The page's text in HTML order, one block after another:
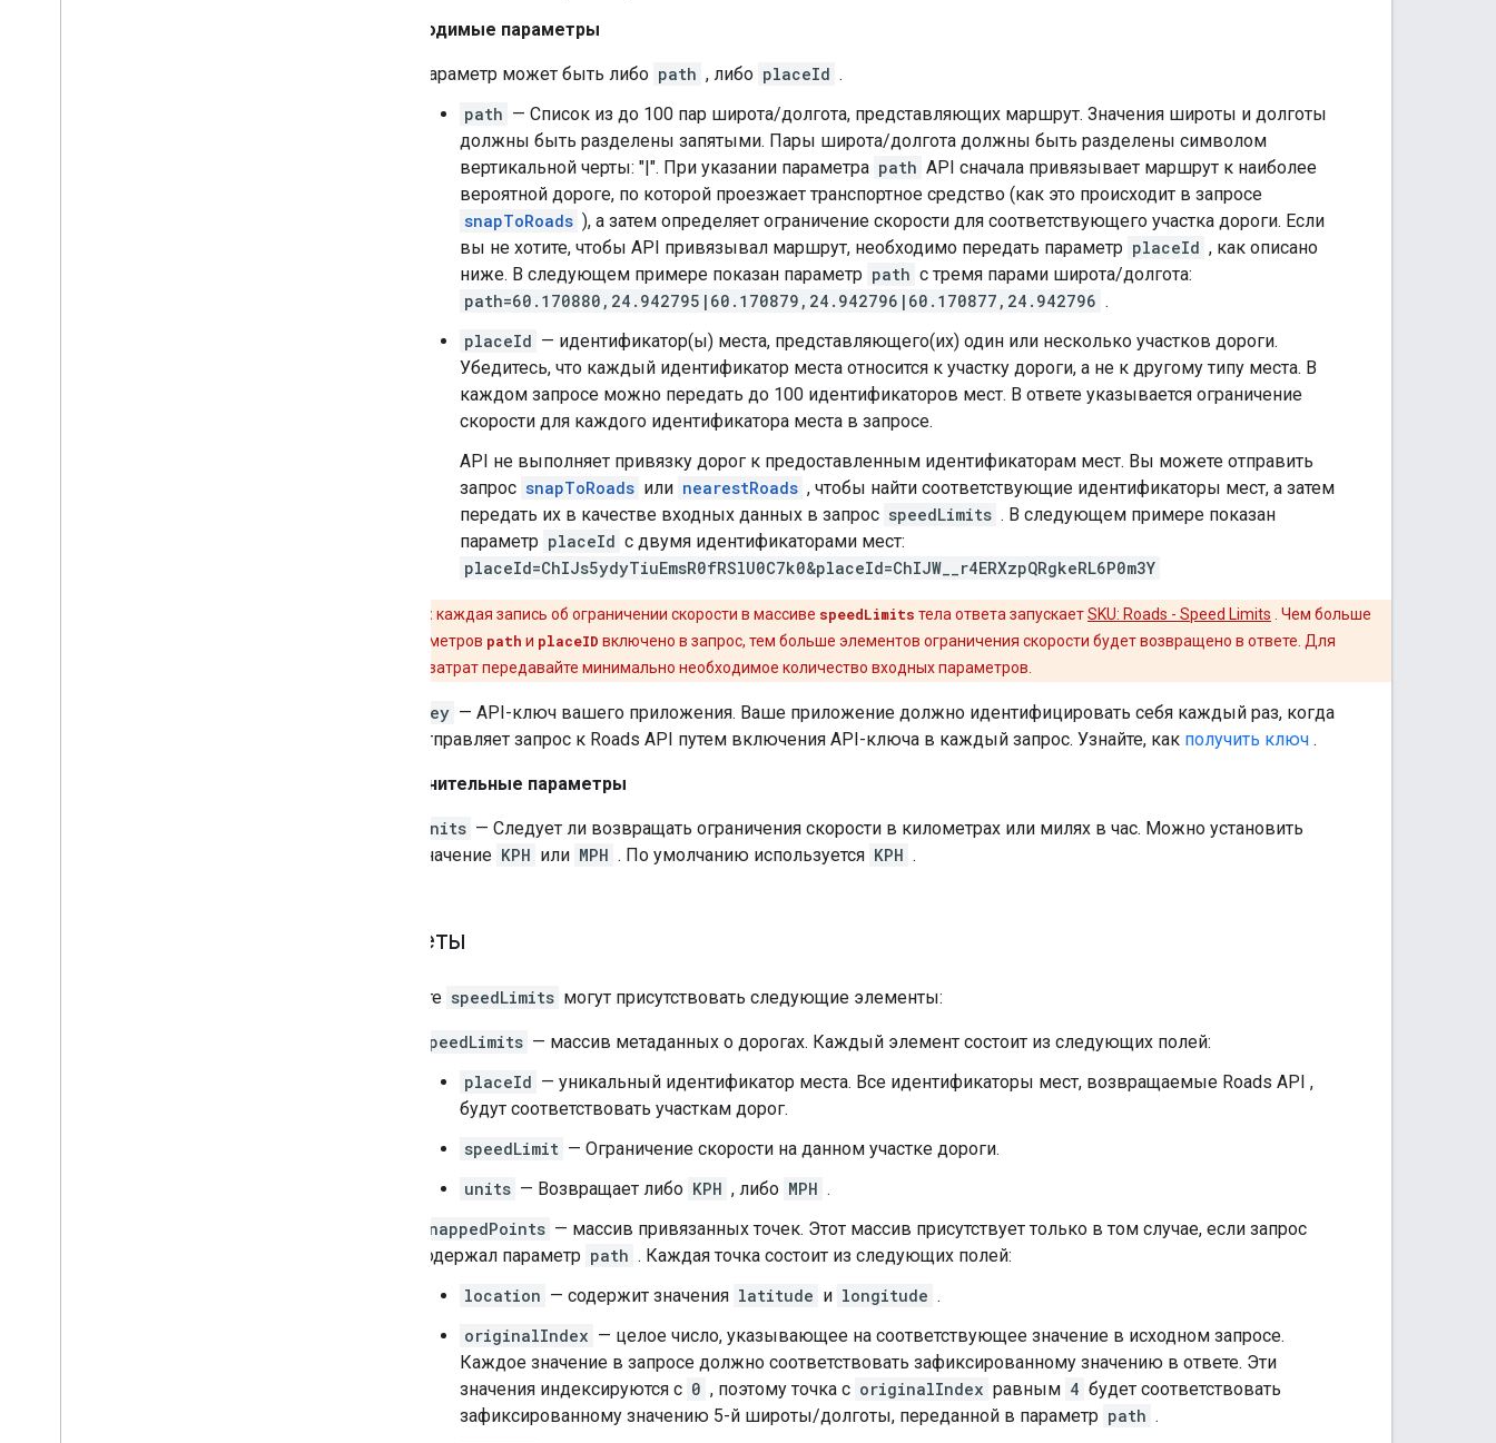
Необходимые параметры
Параметр может быть либо path , либо placeId .
path — Список из до 100 пар широта/долгота, представляющих маршрут. Значения широты и долготы
должны быть разделены запятыми. Пары широта/долгота должны быть разделены символом
вертикальной черты: "|". При указании параметра path API сначала привязывает маршрут к наиболее
вероятной дороге, по которой проезжает транспортное средство (как это происходит в запросе
snapToRoads ), а затем определяет ограничение скорости для соответствующего участка дороги. Если
вы не хотите, чтобы API привязывал маршрут, необходимо передать параметр placeId , как описано
ниже. В следующем примере показан параметр path с тремя парами широта/долгота:
path=60.170880,24.942795|60.170879,24.942796|60.170877,24.942796 .
placeId — идентификатор(ы) места, представляющего(их) один или несколько участков дороги.
Убедитесь, что каждый идентификатор места относится к участку дороги, а не к другому типу места. В
каждом запросе можно передать до 100 идентификаторов мест. В ответе указывается ограничение
скорости для каждого идентификатора места в запросе.
API не выполняет привязку дорог к предоставленным идентификаторам мест. Вы можете отправить
запрос snapToRoads или nearestRoads , чтобы найти соответствующие идентификаторы мест, а затем
передать их в качестве входных данных в запрос speedLimits . В следующем примере показан
параметр placeId с двумя идентификаторами мест:
placeId=ChIJs5ydyTiuEmsR0fRSlU0C7k0&placeId=ChIJW__r4ERXzpQRgkeRL6P0m3Y
Внимание: каждая запись об ограничении скорости в массиве speedLimits тела ответа запускаетSKU: Roads - Speed ​​Limits . Чем больше
входных параметров path и placeID включено в запрос, тем больше элементов ограничения скорости будет возвращено в ответе. Для
оптимизации затрат передавайте минимально необходимое количество входных параметров.
key — API-ключ вашего приложения. Ваше приложение должно идентифицировать себя каждый раз, когда
отправляет запрос к Roads API путем включения API-ключа в каждый запрос. Узнайте, как получить ключ .
Дополнительные параметры
units — Следует ли возвращать ограничения скорости в километрах или милях в час. Можно установить
значение KPH или MPH . По умолчанию используется KPH .
Ответы
В ответе speedLimits могут присутствовать следующие элементы:
speedLimits — массив метаданных о дорогах. Каждый элемент состоит из следующих полей:
placeId — уникальный идентификатор места. Все идентификаторы мест, возвращаемые Roads API ,
будут соответствовать участкам дорог.
speedLimit — Ограничение скорости на данном участке дороги.
units — Возвращает либо KPH , либо MPH .
snappedPoints — массив привязанных точек. Этот массив присутствует только в том случае, если запрос
содержал параметр path . Каждая точка состоит из следующих полей:
location — содержит значения latitude и longitude .
originalIndex — целое число, указывающее на соответствующее значение в исходном запросе.
Каждое значение в запросе должно соответствовать зафиксированному значению в ответе. Эти
значения индексируются с 0 , поэтому точка с originalIndex равным 4 будет соответствовать
зафиксированному значению 5-й широты/долготы, переданной в параметр path .